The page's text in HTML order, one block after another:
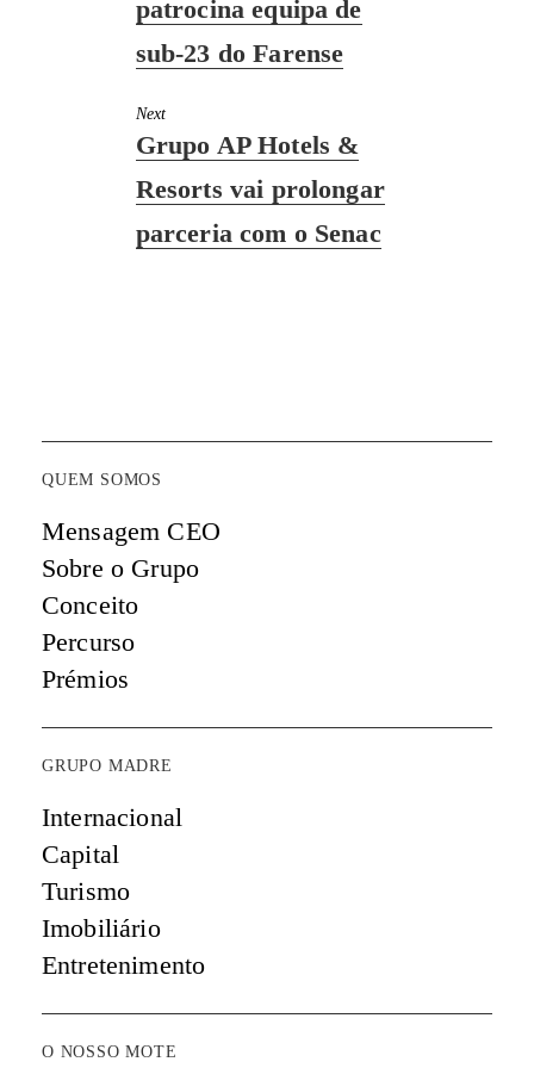
patrocina equipa de
sub-23 do Farense
Next
Next
Grupo AP Hotels &
Resorts vai prolongar
parceria com o Senac
QUEM SOMOS
Mensagem CEO
Sobre o Grupo
Conceito
Percurso
Prémios
GRUPO MADRE
Internacional
Capital
Turismo
Imobiliário
Entretenimento
O NOSSO MOTE